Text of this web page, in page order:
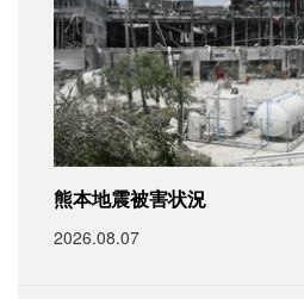
熊本地震被害状況
2026.08.07